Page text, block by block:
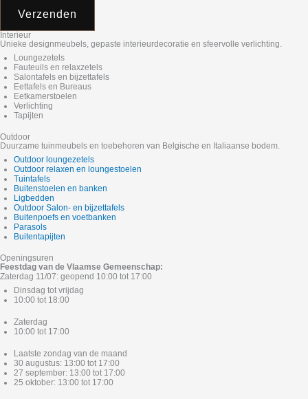
Verzenden
Interieur
Unieke designmeubels, gepaste interieurdecoratie en sfeervolle verlichting.
Loungezetels
Fauteuils en relaxzetels
Salontafels en bijzettafels
Eettafels en Bureaus
Eetkamerstoelen
Verlichting
Tapijten
Outdoor
Duurzame tuinmeubels en toebehoren van Belgische en Italiaanse bodem.
Outdoor loungezetels
Outdoor relaxen en loungestoelen
Tuintafels
Buitenstoelen en banken
Ligbedden
Outdoor Salon- en bijzettafels
Buitenpoefs en voetbanken
Parasols
Buitentapijten
Openingsuren
Feestdag van de Vlaamse Gemeenschap:
Zaterdag 11/07: geopend 10:00 tot 17:00
Dinsdag tot vrijdag
10:00 tot 18:00
Zaterdag
10:00 tot 17:00
Laatste zondag van de maand
30 augustus: 13:00 tot 17:00
27 september: 13:00 tot 17:00
25 oktober: 13:00 tot 17:00